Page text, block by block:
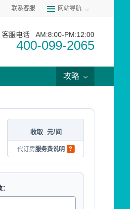
联系客服 网站导航
客服电话 AM:8:00-PM:12:00
400-099-2065
攻略
收取 元/间
代订房服务费说明 ?